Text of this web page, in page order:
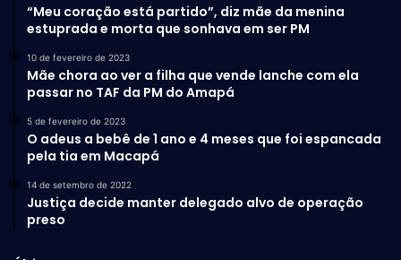
“Meu coração está partido”, diz mãe da menina
estuprada e morta que sonhava em ser PM
10 de fevereiro de 2023
Mãe chora ao ver a filha que vende lanche com ela
passar no TAF da PM do Amapá
5 de fevereiro de 2023
O adeus a bebê de 1 ano e 4 meses que foi espancada
pela tia em Macapá
14 de setembro de 2022
Justiça decide manter delegado alvo de operação
preso